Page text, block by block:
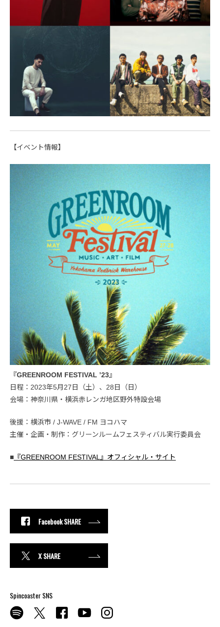
【イベント情報】
『GREENROOM FESTIVAL ’23』
日程：2023年5月27日（土）、28日（日）
会場：神奈川県・横浜赤レンガ地区野外特設会場
後援：横浜市 / J-WAVE / FM ヨコハマ
主催・企画・制作：グリーンルームフェスティバル実行委員会
■ 『GREENROOM FESTIVAL』オフィシャル・サイト
Facebook SHARE
X SHARE
Spincoaster SNS